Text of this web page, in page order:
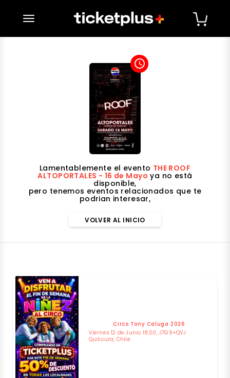
desplegar navegación
access_time
Lamentablemente el evento THE ROOF
ALTOPORTALES - 16 de Mayo ya no está
disponible,
pero tenemos eventos relacionados que te
podrian interesar,
VOLVER AL INICIO
Circo Tony Caluga 2026
Viernes 12 de Junio 18:00, J7G9+QVJ
Quilicura, Chile